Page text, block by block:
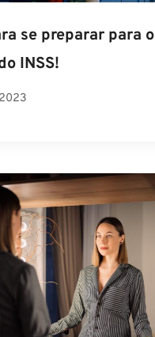
se preparar para o
INSS!